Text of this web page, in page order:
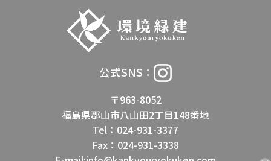
公式SNS：
〒963-8052
福島県郡山市八山田2丁目148番地
Tel：024-931-3377
Fax：024-931-3338